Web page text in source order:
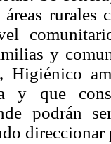
rurales
y
Higiénico
y que
podrán
direccionar